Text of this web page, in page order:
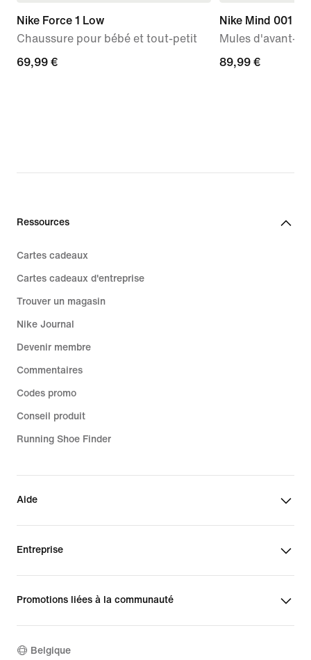
Nike Force 1 Low
Chaussure pour bébé et tout-petit
69,99 €
69,99 €
Nike Mind 001
Mules d'avant-
89,99 €
89,99 €
Ressources
Cartes cadeaux
Cartes cadeaux d'entreprise
Trouver un magasin
Nike Journal
Devenir membre
Commentaires
Codes promo
Conseil produit
Running Shoe Finder
Aide
Entreprise
Promotions liées à la communauté
Belgique